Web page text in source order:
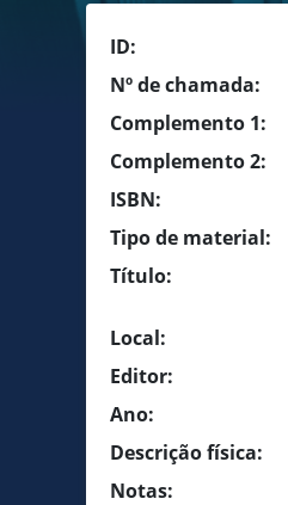
ID:
Nº de chamada:
Complemento 1:
Complemento 2:
ISBN:
Tipo de material:
Título:
Local:
Editor:
Ano:
Descrição física:
Notas: